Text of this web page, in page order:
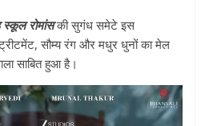
रोमांसकी सुगंध समेटे इस
सौम्य रंग और मधुर धुनों का मेल
साबित हुआ है।